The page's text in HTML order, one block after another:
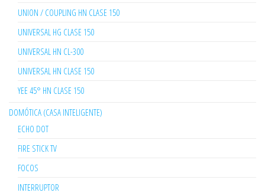
UNION / COUPLING HN CLASE 150
UNIVERSAL HG CLASE 150
UNIVERSAL HN CL-300
UNIVERSAL HN CLASE 150
YEE 45° HN CLASE 150
DOMÓTICA (CASA INTELIGENTE)
ECHO DOT
FIRE STICK TV
FOCOS
INTERRUPTOR